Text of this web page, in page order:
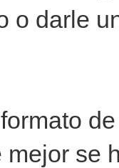
o darle
mejor se